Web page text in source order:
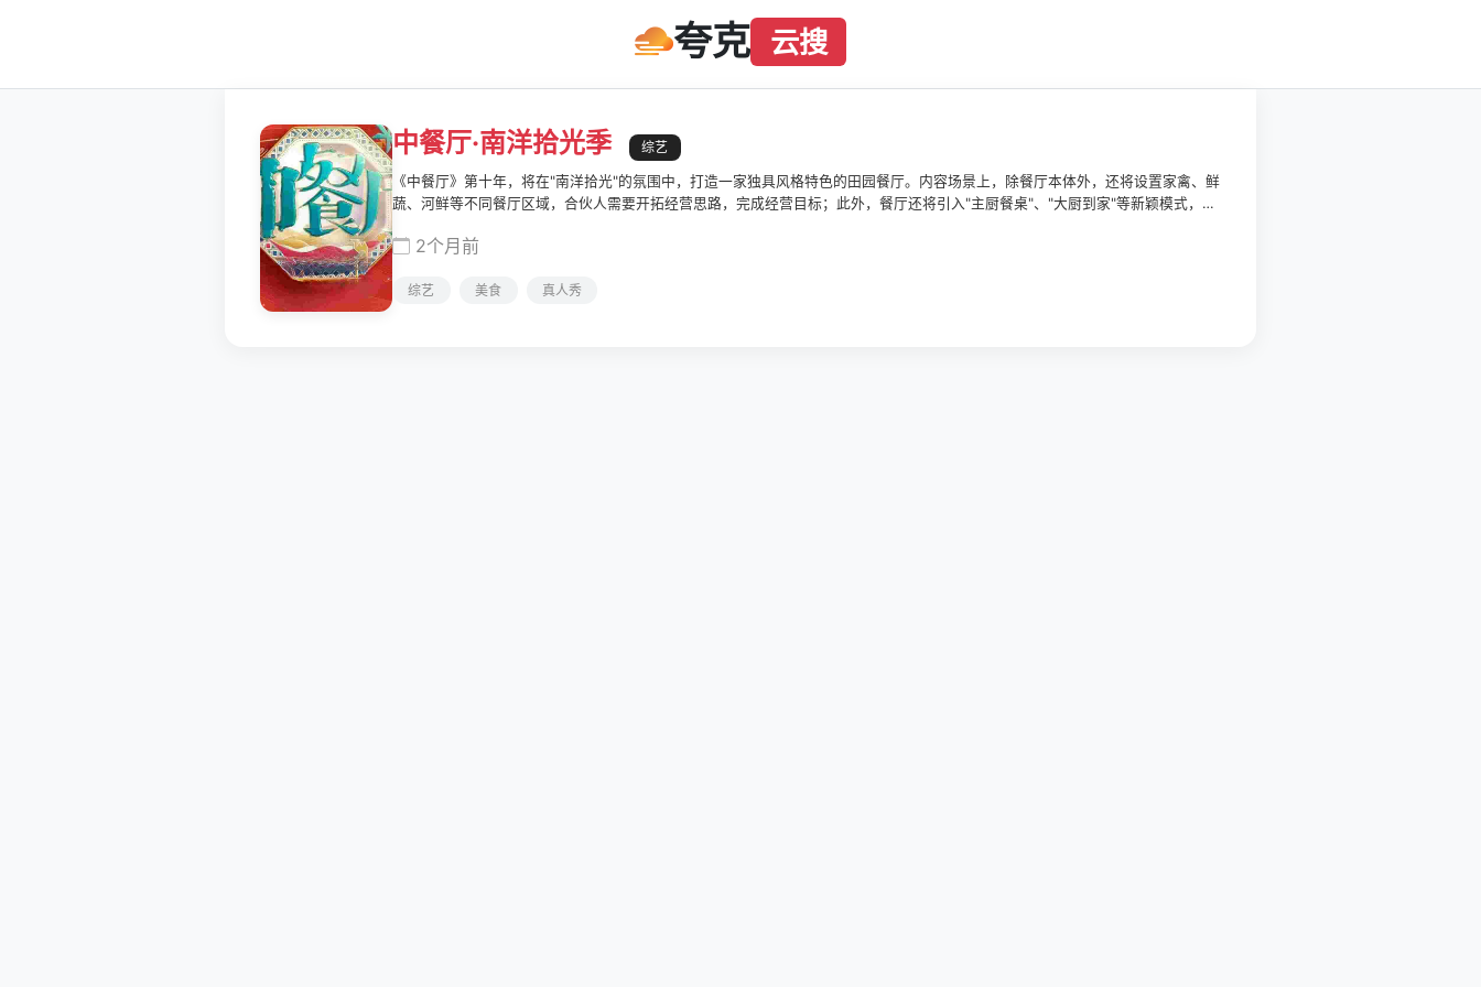
夸克 云搜
中餐厅·南洋拾光季 综艺
《中餐厅》第十年，将在"南洋拾光"的氛围中，打造一家独具风格特色的田园餐厅。内容场景上，除餐厅本体外，还将设置家禽、鲜
蔬、河鲜等不同餐厅区域，合伙人需要开拓经营思路，完成经营目标；此外，餐厅还将引入"主厨餐桌"、"大厨到家"等新颖模式，让
2个月前
综艺 美食 真人秀